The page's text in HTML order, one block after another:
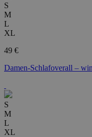
S
M
L
XL
49 €
Damen-Schlafoverall –
S
M
L
XL